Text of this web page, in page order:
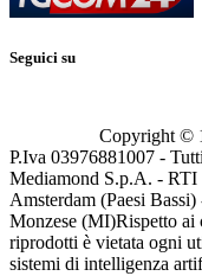
Seguici su
Copyright ©
P.Iva 03976881007 -
Mediamond S.p.A. - RTI
Amsterdam (Paesi
Monzese (MI)Rispetto ai
riprodotti è vietata ogni
sistemi di intelligenza